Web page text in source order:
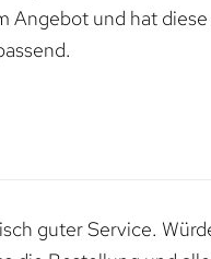
Angebot und hat
guter Service.